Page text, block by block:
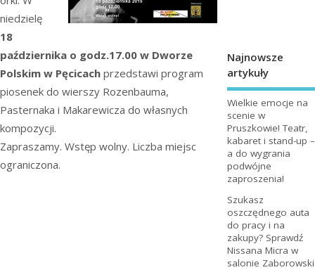
niedzielę
18
października o godz.17.00 w Dworze
Polskim w Pęcicach przedstawi program
piosenek do wierszy Rozenbauma,
Pasternaka i Makarewicza do własnych
kompozycji.
Zapraszamy. Wstęp wolny. Liczba miejsc
ograniczona.
Najnowsze
artykuły
Wielkie emocje na
scenie w
Pruszkowie! Teatr,
kabaret i stand-up –
a do wygrania
podwójne
zaproszenia!
Szukasz
oszczędnego auta
do pracy i na
zakupy? Sprawdź
Nissana Micra w
salonie Zaborowski